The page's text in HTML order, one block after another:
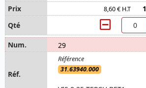
8,60 € H.T
29
31.63940.000